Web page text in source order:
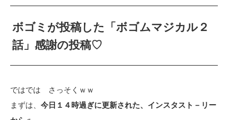
ボゴミが投稿した「ボゴムマジカル２
話」感謝の投稿♡
ではでは さっそくｗｗ
まずは、 今日１４時過ぎに更新された、インスタスト－リー